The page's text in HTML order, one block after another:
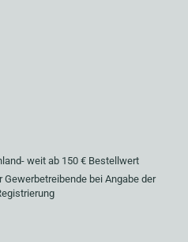
weit ab 150 € Bestellwert
bei Angabe der